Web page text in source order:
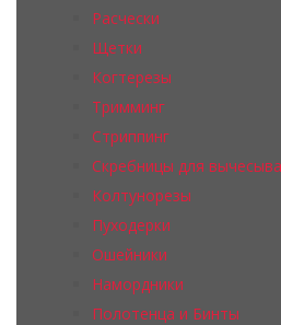
Расчески
Щетки
Когтерезы
Тримминг
Стриппинг
Скребницы для
Колтунорезы
Пуходерки
Ошейники
Намордники
Полотенца и Бинты